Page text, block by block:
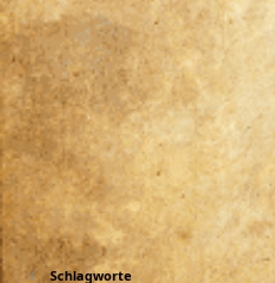
Schlagworte